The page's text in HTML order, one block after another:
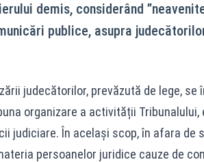
demis, considerând
publice, asupra
judecătorilor, prevăzută de lege,
organizare a activității
judiciare. În același scop, în afara de
persoanelor juridice cauze de